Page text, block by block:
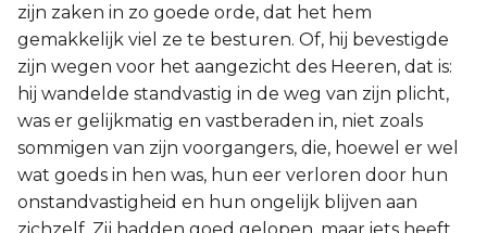
zijn zaken in zo goede orde, dat het hem
gemakkelijk viel ze te besturen. Of, hij bevestigde
zijn wegen voor het aangezicht des Heeren, dat is:
hij wandelde standvastig in de weg van zijn plicht,
was er gelijkmatig en vastberaden in, niet zoals
sommigen van zijn voorgangers, die, hoewel er wel
wat goeds in hen was, hun eer verloren door hun
onstandvastigheid en hun ongelijk blijven aan